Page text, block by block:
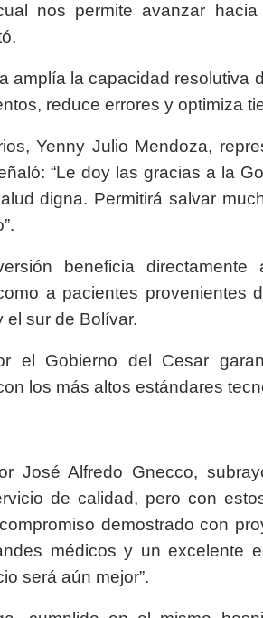
nos permite avanzar
amplía la capacidad resolutiva
reduce errores y optimiza
Yenny Julio Mendoza,
“Le doy las gracias a la
digna. Permitirá salvar
beneficia
a pacientes provenientes
el sur de Bolívar.
el Gobierno del Cesar
los más altos estándares
José Alfredo Gnecco,
de calidad, pero con
demostrado con
médicos y un excelente
será aún mejor”.